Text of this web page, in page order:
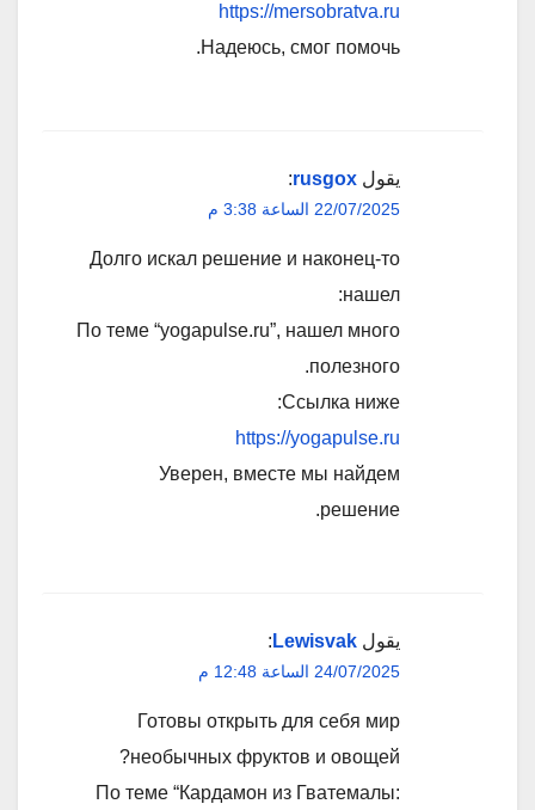
https://mersobratva.ru
Надеюсь, смог помочь.
يقول rusgox
:
22/07/2025 الساعة 3:38 م
Долго искал решение и наконец-то
нашел:
По теме “yogapulse.ru”, нашел много
полезного.
Ссылка ниже:
https://yogapulse.ru
Уверен, вместе мы найдем
решение.
يقول Lewisvak
:
24/07/2025 الساعة 12:48 م
Готовы открыть для себя мир
необычных фруктов и овощей?
По теме “Кардамон из Гватемалы: